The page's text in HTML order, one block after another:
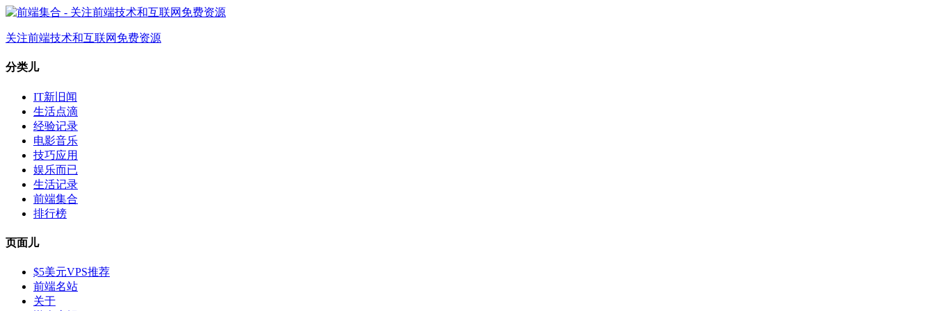
关注前端技术和互联网免费资源
分类儿
IT新旧闻
生活点滴
经验记录
电影音乐
技巧应用
娱乐而已
生活记录
前端集合
排行榜
页面儿
$5美元VPS推荐
前端名站
关于